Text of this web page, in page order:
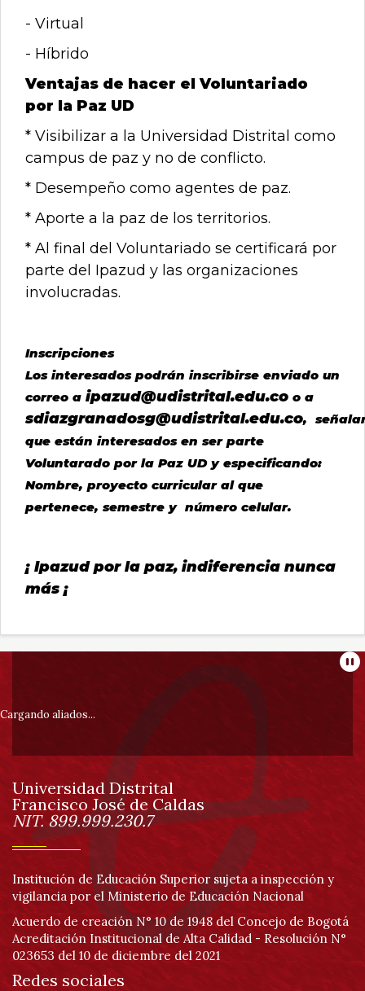
- Virtual
- Híbrido
Ventajas de hacer el Voluntariado
por la Paz UD
* Visibilizar a la Universidad Distrital como
campus de paz y no de conflicto.
* Desempeño como agentes de paz.
* Aporte a la paz de los territorios.
* Al final del Voluntariado se certificará por
parte del Ipazud y las organizaciones
involucradas.
Inscripciones
Los interesados podrán inscribirse enviado un
correo a ipazud@udistrital.edu.co o a
sdiazgranadosg@udistrital.edu.co,
que están interesados en ser parte
Voluntarado por la Paz UD y especificando:
Nombre, proyecto curricular al que
pertenece, semestre y número celular.
¡ Ipazud por la paz, indiferencia nunca
más ¡
Información
pie
de
página
Cargando aliados...
Información
Universidad Distrital
Francisco José de Caldas
NIT. 899.999.230.7
Institución de Educación Superior sujeta a inspección y
vigilancia por el Ministerio de Educación Nacional
Acuerdo de creación N° 10 de 1948 del Concejo de Bogotá
Acreditación Institucional de Alta Calidad - Resolución N°
023653 del 10 de diciembre del 2021
Redes sociales